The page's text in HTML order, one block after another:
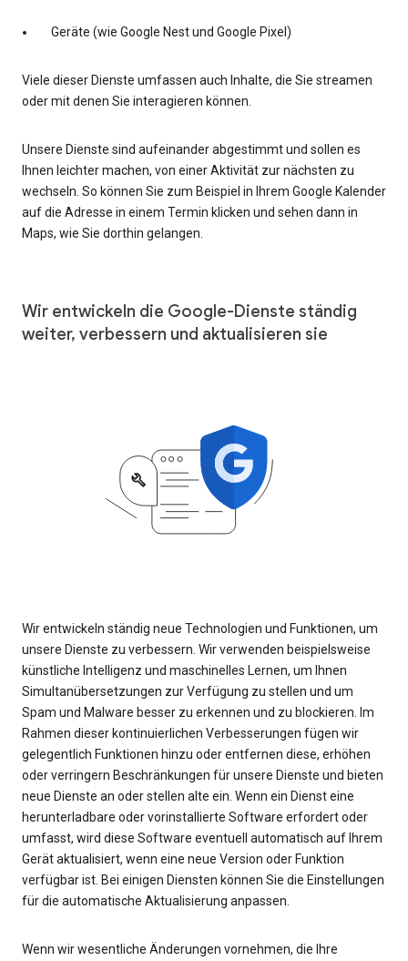
Geräte (wie Google Nest und Google Pixel)
Viele dieser Dienste umfassen auch Inhalte, die Sie streamen
oder mit denen Sie interagieren können.
Unsere Dienste sind aufeinander abgestimmt und sollen es
Ihnen leichter machen, von einer Aktivität zur nächsten zu
wechseln. So können Sie zum Beispiel in Ihrem Google Kalender
auf die Adresse in einem Termin klicken und sehen dann in
Maps, wie Sie dorthin gelangen.
Wir entwickeln die Google-Dienste ständig
weiter, verbessern und aktualisieren sie
Wir entwickeln ständig neue Technologien und Funktionen, um
unsere Dienste zu verbessern. Wir verwenden beispielsweise
künstliche Intelligenz und maschinelles Lernen, um Ihnen
Simultanübersetzungen zur Verfügung zu stellen und um
Spam und Malware besser zu erkennen und zu blockieren. Im
Rahmen dieser kontinuierlichen Verbesserungen fügen wir
gelegentlich Funktionen hinzu oder entfernen diese, erhöhen
oder verringern Beschränkungen für unsere Dienste und bieten
neue Dienste an oder stellen alte ein. Wenn ein Dienst eine
herunterladbare oder vorinstallierte Software erfordert oder
umfasst, wird diese Software eventuell automatisch auf Ihrem
Gerät aktualisiert, wenn eine neue Version oder Funktion
verfügbar ist. Bei einigen Diensten können Sie die Einstellungen
für die automatische Aktualisierung anpassen.
Wenn wir wesentliche Änderungen vornehmen, die Ihre